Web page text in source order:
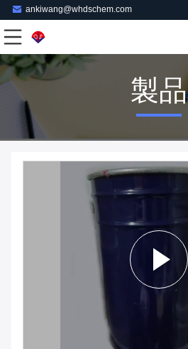
ankiwang@whdschem.com
製品